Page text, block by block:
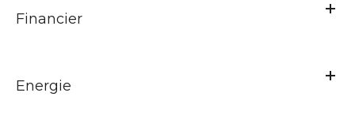
Financier
Energie